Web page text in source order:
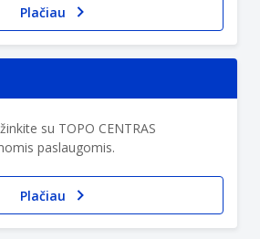
Plačiau
su TOPO CENTRAS
paslaugomis.
Plačiau